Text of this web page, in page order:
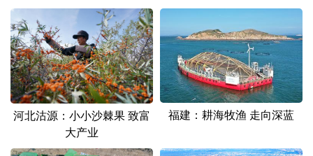
河北沽源：小小沙棘果 致富
大产业
福建：耕海牧渔 走向深蓝